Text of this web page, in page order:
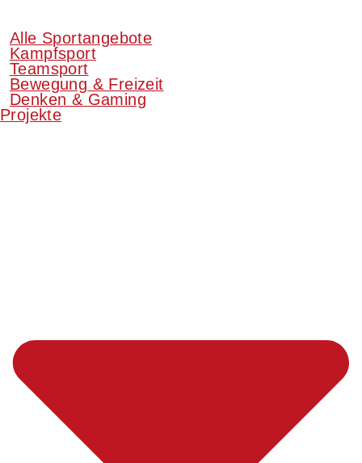
Alle Sportangebote
Kampfsport
Teamsport
Bewegung & Freizeit
Denken & Gaming
Projekte